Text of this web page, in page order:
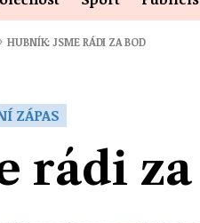
› HUBNÍK: JSME RÁDI ZA BOD
ZÁPAS
rádi